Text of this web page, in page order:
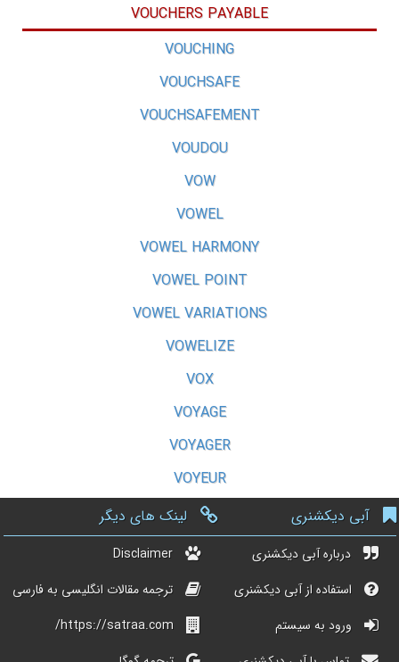
VOUCHERS PAYABLE
VOUCHING
VOUCHSAFE
VOUCHSAFEMENT
VOUDOU
VOW
VOWEL
VOWEL HARMONY
VOWEL POINT
VOWEL VARIATIONS
VOWELIZE
VOX
VOYAGE
VOYAGER
VOYEUR
آبی دیکشنری
درباره آبی دیکشنری
استفاده از آبی دیکشنری
ورود به سیستم
لینک های دیگر
Disclaimer
ترجمه مقالات انگلیسی به فارسی
https://satraa.com/